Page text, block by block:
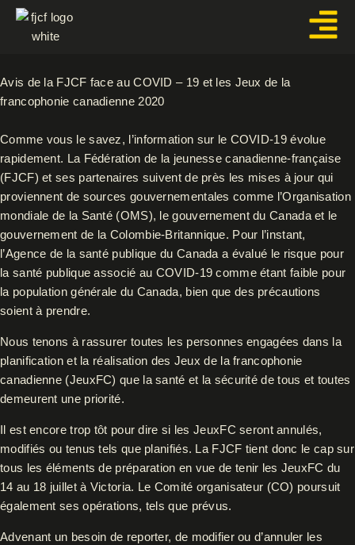
Aller
Avis de la FJCF face au COVID – 19 et les Jeux de la
francophonie canadienne 2020
Comme vous le savez, l’information sur le COVID-19 évolue
rapidement. La Fédération de la jeunesse canadienne-française
(FJCF) et ses partenaires suivent de près les mises à jour qui
proviennent de sources gouvernementales comme l’Organisation
mondiale de la Santé (OMS), le gouvernement du Canada et le
gouvernement de la Colombie-Britannique. Pour l’instant,
l’Agence de la santé publique du Canada a évalué le risque pour
la santé publique associé au COVID-19 comme étant faible pour
la population générale du Canada, bien que des précautions
soient à prendre.
Nous tenons à rassurer toutes les personnes engagées dans la
planification et la réalisation des Jeux de la francophonie
canadienne (JeuxFC) que la santé et la sécurité de tous et toutes
demeurent une priorité.
Il est encore trop tôt pour dire si les JeuxFC seront annulés,
modifiés ou tenus tels que planifiés. La FJCF tient donc le cap sur
tous les éléments de préparation en vue de tenir les JeuxFC du
14 au 18 juillet à Victoria. Le Comité organisateur (CO) poursuit
également ses opérations, tels que prévus.
Advenant un besoin de reporter, de modifier ou d’annuler les